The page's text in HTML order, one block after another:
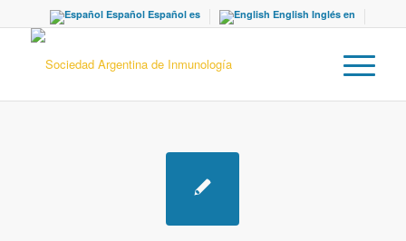
Español Español es English Inglés en